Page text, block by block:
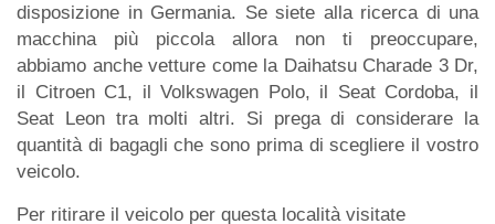
disposizione in Germania. Se siete alla ricerca di una
macchina più piccola allora non ti preoccupare,
abbiamo anche vetture come la Daihatsu Charade 3 Dr,
il Citroen C1, il Volkswagen Polo, il Seat Cordoba, il
Seat Leon tra molti altri. Si prega di considerare la
quantità di bagagli che sono prima di scegliere il vostro
veicolo.
Per ritirare il veicolo per questa località visitate